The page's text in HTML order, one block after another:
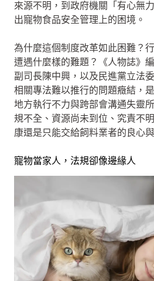
來源不明，到政府機關「有心無
出寵物食品安全管理上的困境。
為什麼這個制度改革如此困難？
遭遇什麼樣的難題？《人物誌》
副司長陳中興，以及民進黨立法
相關專法難以推行的問題癥結，
地方執行不力與跨部會溝通失靈
規不全、資源尚未到位、究責不
康還是只能交給飼料業者的良心
寵物當家人，法規卻像邊緣人